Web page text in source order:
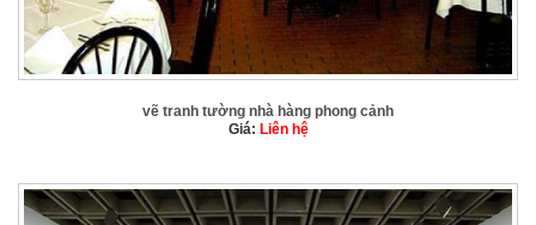
vẽ tranh tường nhà hàng phong cảnh
Giá: Liên hệ